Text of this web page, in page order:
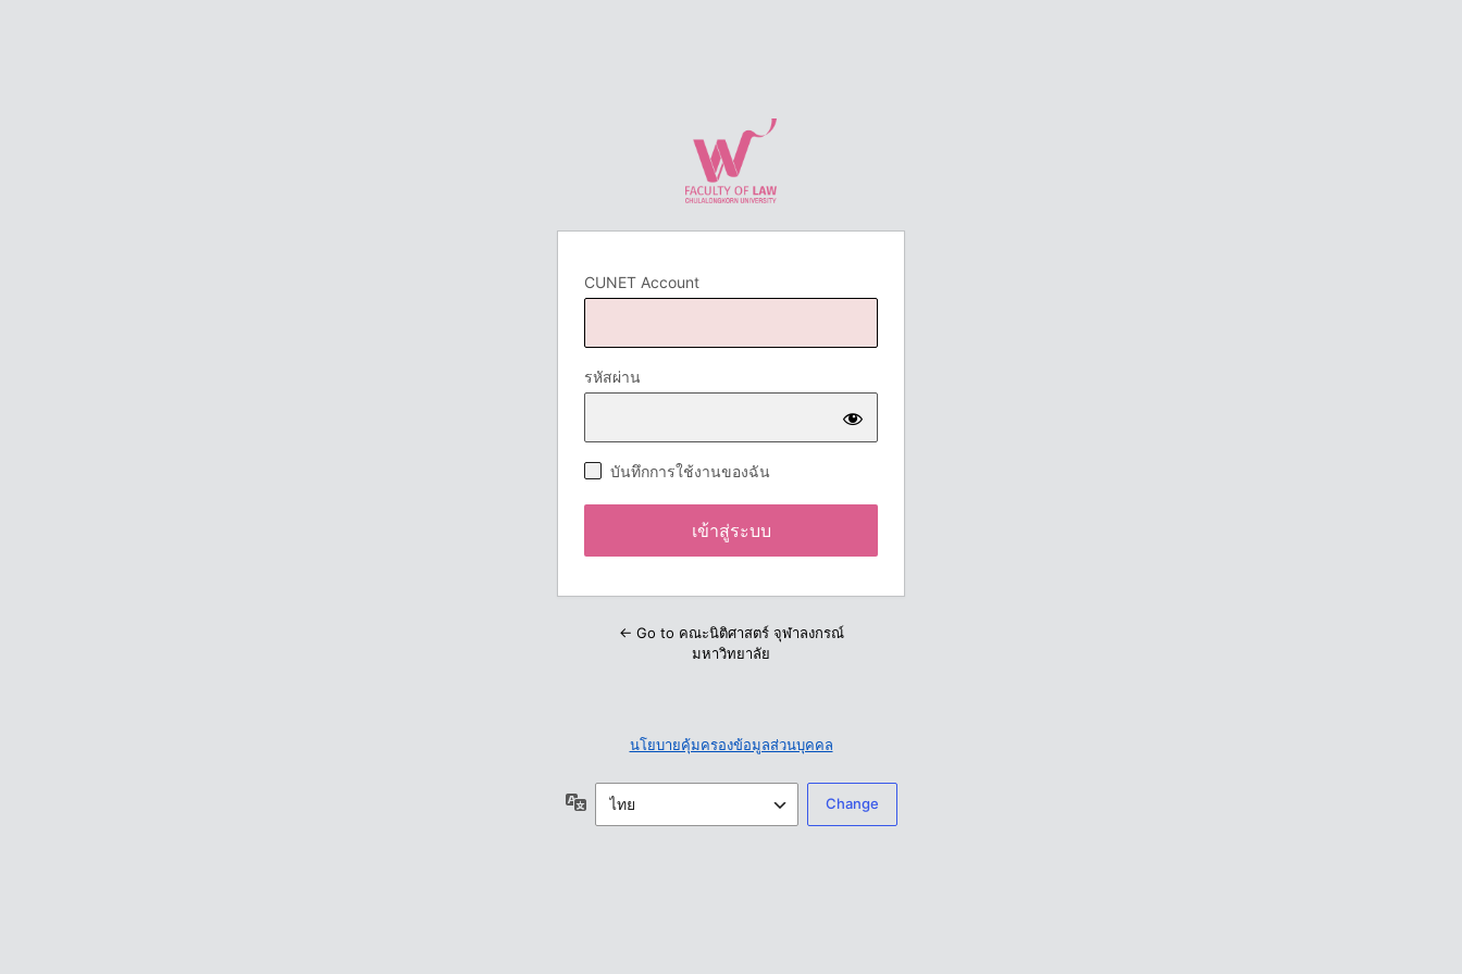
CUNET Account
รหัสผ่าน
บันทึกการใช้งานของฉัน
← Go to คณะนิติศาสตร์ จุฬาลงกรณ์
มหาวิทยาลัย
นโยบายคุ้มครองข้อมูลส่วนบุคคล
ภาษา